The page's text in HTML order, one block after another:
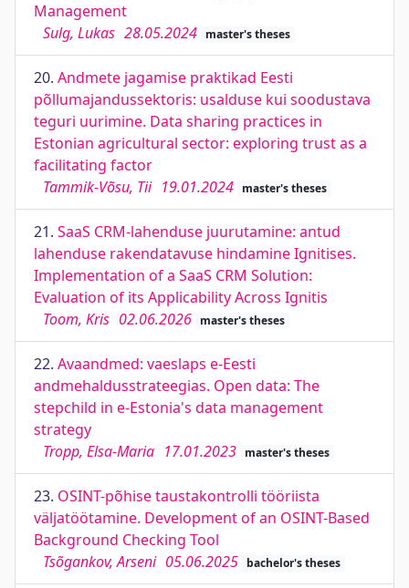
Management
Sulg, Lukas 28.05.2024 master's theses
20. Andmete jagamise praktikad Eesti
põllumajandussektoris: usalduse kui soodustava
teguri uurimine. Data sharing practices in
Estonian agricultural sector: exploring trust as a
facilitating factor
Tammik-Võsu, Tii 19.01.2024 master's theses
21. SaaS CRM-lahenduse juurutamine: antud
lahenduse rakendatavuse hindamine Ignitises.
Implementation of a SaaS CRM Solution:
Evaluation of its Applicability Across Ignitis
Toom, Kris 02.06.2026 master's theses
22. Avaandmed: vaeslaps e-Eesti
andmehaldusstrateegias. Open data: The
stepchild in e-Estonia's data management
strategy
Tropp, Elsa-Maria 17.01.2023 master's theses
23. OSINT-põhise taustakontrolli tööriista
väljatöötamine. Development of an OSINT-Based
Background Checking Tool
Tsõgankov, Arseni 05.06.2025 bachelor's theses